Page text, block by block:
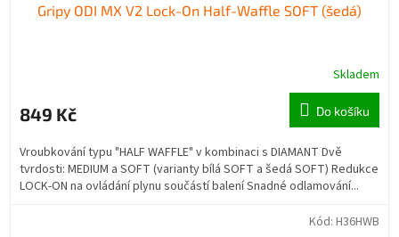
Gripy ODI MX V2 Lock-On Half-Waffle SOFT (šedá)
Skladem
849 Kč Do košíku
Vroubkování typu "HALF WAFFLE" v kombinaci s DIAMANT Dvě
tvrdosti: MEDIUM a SOFT (varianty bílá SOFT a šedá SOFT) Redukce
LOCK-ON na ovládání plynu součástí balení Snadné odlamování...
Kód: H36HWB